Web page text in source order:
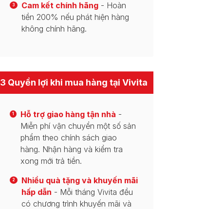
3 Cam kết chính hãng - Hoàn
tiền 200% nếu phát hiện hàng
không chính hãng.
3 Quyền lợi khi mua hàng tại Vivita
1 Hỗ trợ giao hàng tận nhà -
Miễn phí vận chuyển một số sản
phẩm theo chính sách giao
hàng. Nhận hàng và kiểm tra
xong mới trả tiền.
2
Nhiều quà tặng và khuyến mãi
hấp dẫn - Mỗi tháng Vivita đều
có chương trình khuyến mãi và